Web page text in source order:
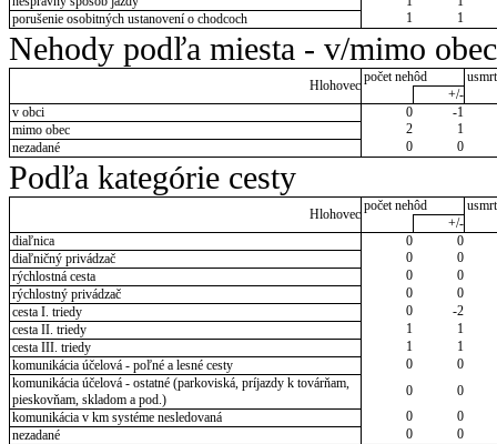
porušenie osobitných ustanovení o chodcoch
1 1
Nehody podľa miesta - v/mimo obec
Hlohovec
počet nehôd
+/-
v obci
0
-1
mimo obec
2
1
nezadané
0 0
Podľa kategórie cesty
Hlohovec
počet nehôd
+/-
diaľnica
0
0
diaľničný privádzač
0
0
rýchlostná cesta
0
0
rýchlostný privádzač
0
0
cesta I. triedy
0
-2
cesta II. triedy
1
1
cesta III. triedy
1
1
komunikácia účelová - poľné a lesné cesty
0
0
komunikácia účelová - ostatné (parkoviská, príjazdy k továrňam,
pieskovňam, skladom a pod.)
0
0
komunikácia v km systéme nesledovaná
0
0
nezadané
0 0